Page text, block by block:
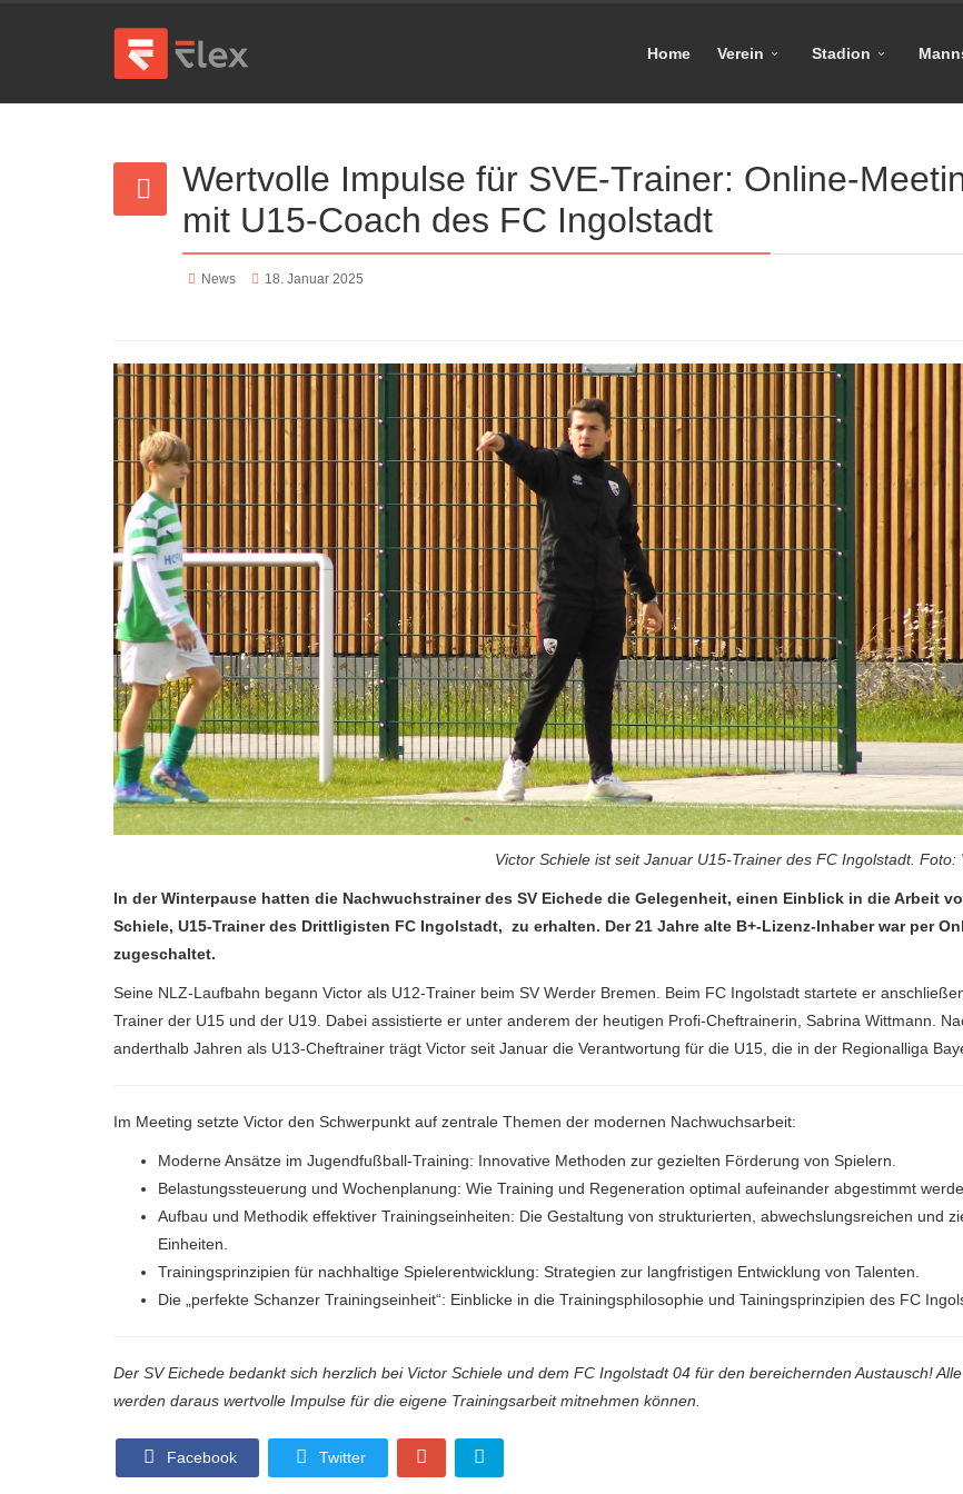
Home Verein Stadion
Wertvolle Impulse für SVE-Trainer: Online-
mit U15-Coach des FC Ingolstadt
News 18. Januar 2025
Victor Schiele ist seit Januar U15-Trainer des FC Ingolstadt. Foto:
In der Winterpause hatten die Nachwuchstrainer des SV Eichede die Gelegenheit, einen Einblick in die Arbeit
Schiele, U15-Trainer des Drittligisten FC Ingolstadt, zu erhalten. Der 21 Jahre alte B+-Lizenz-Inhaber war per
zugeschaltet.
Seine NLZ-Laufbahn begann Victor als U12-Trainer beim SV Werder Bremen. Beim FC Ingolstadt startete er
Trainer der U15 und der U19. Dabei assistierte er unter anderem der heutigen Profi-Cheftrainerin, Sabrina Wittmann.
anderthalb Jahren als U13-Cheftrainer trägt Victor seit Januar die Verantwortung für die U15, die in der Regionalliga
Im Meeting setzte Victor den Schwerpunkt auf zentrale Themen der modernen Nachwuchsarbeit:
Moderne Ansätze im Jugendfußball-Training: Innovative Methoden zur gezielten Förderung von Spielern.
Belastungssteuerung und Wochenplanung: Wie Training und Regeneration optimal aufeinander abgestimmt
Aufbau und Methodik effektiver Trainingseinheiten: Die Gestaltung von strukturierten, abwechslungsreichen und
Einheiten.
Trainingsprinzipien für nachhaltige Spielerentwicklung: Strategien zur langfristigen Entwicklung von Talenten.
Die „perfekte Schanzer Trainingseinheit“: Einblicke in die Trainingsphilosophie und Tainingsprinzipien des FC
Der SV Eichede bedankt sich herzlich bei Victor Schiele und dem FC Ingolstadt 04 für den bereichernden Austausch!
werden daraus wertvolle Impulse für die eigene Trainingsarbeit mitnehmen können.
Facebook Twitter